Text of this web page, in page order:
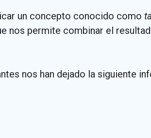
un concepto conocido como
nos permite combinar el
nos han dejado la siguiente